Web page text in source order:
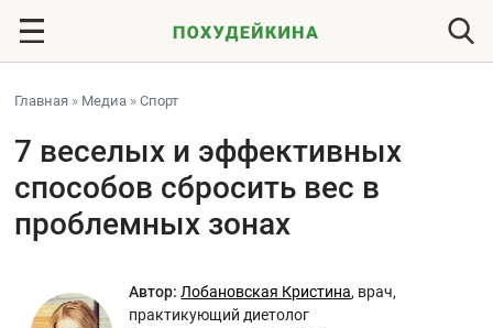
Главная » Медиа »Спорт
7 веселых и эффективных
способов сбросить вес в
проблемных зонах
Автор: Лобановская Кристина, врач,
практикующий диетолог